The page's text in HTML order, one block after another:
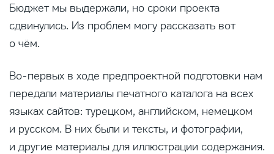
Бюджет мы выдержали, но сроки проекта
сдвинулись. Из проблем могу рассказать вот
о чём.
Во-первых в ходе предпроектной подготовки нам
передали материалы печатного каталога на всех
языках сайтов: турецком, английском, немецком
и русском. В них были и тексты, и фотографии,
и другие материалы для иллюстрации содержания.